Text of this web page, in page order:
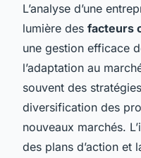
L’analyse d’une
lumière des facteurs
une gestion efficace
l’adaptation au
souvent des
diversification des
nouveaux marchés.
des plans d’action et